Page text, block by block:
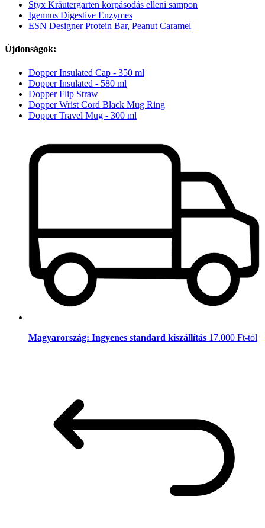
Styx Kräutergarten korpásodás elleni sampon
Igennus Digestive Enzymes
ESN Designer Protein Bar, Peanut Caramel
Újdonságok:
Dopper Insulated Cap - 350 ml
Dopper Insulated - 580 ml
Dopper Flip Straw
Dopper Wrist Cord Black Mug Ring
Dopper Travel Mug - 300 ml
Magyarország: Ingyenes standard kiszállítás 17.000 Ft-tól